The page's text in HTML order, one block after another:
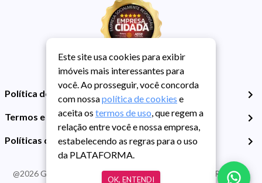
Política de Privacidade
Termos e Condições de Uso
Políticas de Cookies
@2026Guarida Imóvel. Todos os direitos reservados. CRECI RS -
Este site usa cookies para exibir
imóveis mais interessantes para
você. Ao prosseguir, você concorda
com nossapolítica de cookies e
aceita os termos de uso, que regem a
relação entre você e nossa empresa,
estabelecendo as regras para o uso
da PLATAFORMA.
OK, ENTENDI